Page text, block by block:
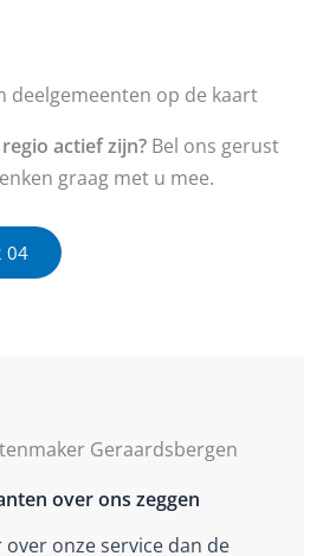
deelgemeenten op de kaart
actief zijn? Bel ons gerust
graag met u mee.
04
Geraardsbergen
over ons zeggen
onze service dan de